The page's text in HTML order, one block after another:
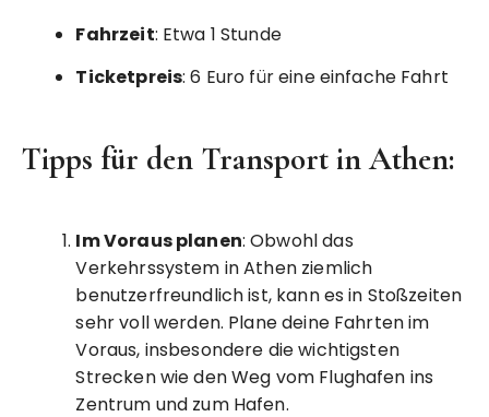
Fahrzeit: Etwa 1 Stunde
Ticketpreis: 6 Euro für eine einfache Fahrt
Tipps für den Transport in Athen:
Im Voraus planen: Obwohl das
Verkehrssystem in Athen ziemlich
benutzerfreundlich ist, kann es in Stoßzeiten
sehr voll werden. Plane deine Fahrten im
Voraus, insbesondere die wichtigsten
Strecken wie den Weg vom Flughafen ins
Zentrum und zum Hafen.